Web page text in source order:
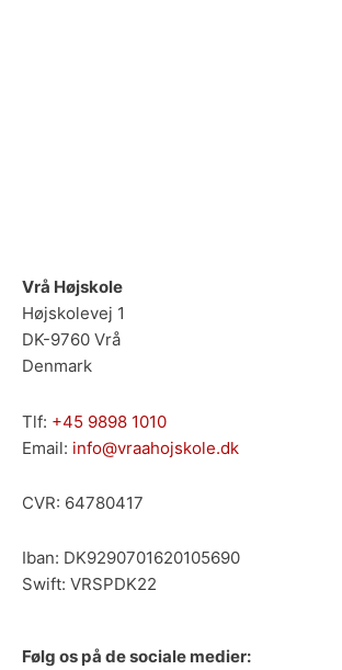
Vrå Højskole
Højskolevej 1
DK-9760 Vrå
Denmark
Tlf: +45 9898 1010
Email: info@vraahojskole.dk
CVR: 64780417
Iban: DK9290701620105690
Swift: VRSPDK22
Følg os på de sociale medier: